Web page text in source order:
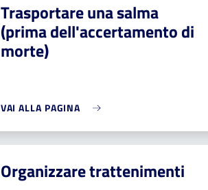
Trasportare una salma
(prima dell'accertamento di
morte)
VAI ALLA PAGINA
Organizzare trattenimenti